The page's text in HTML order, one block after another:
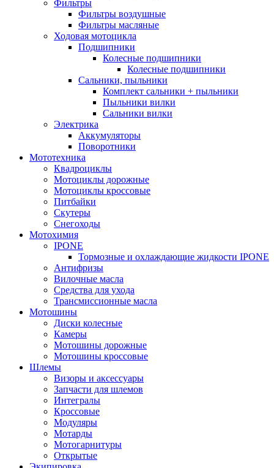
Фильтры
Фильтры воздушные
Фильтры масляные
Ходовая мотоцикла
Подшипники
Колесные подшипники
Колесные подшипники
Сальники, пыльники
Комплект сальники + пыльники
Пыльники вилки
Сальники вилки
Электрика
Аккумуляторы
Поворотники
Мототехника
Квадроциклы
Мотоциклы дорожные
Мотоциклы кроссовые
Питбайки
Скутеры
Снегоходы
Мотохимия
IPONE
Тормозные и охлаждающие жидкости IPONE
Антифризы
Вилочные масла
Средства для ухода
Трансмиссионные масла
Мотошины
Диски колесные
Камеры
Мотошины дорожные
Мотошины кроссовые
Шлемы
Визоры и аксессуары
Запчасти для шлемов
Интегралы
Кроссовые
Модуляры
Мотарды
Мотогарнитуры
Открытые